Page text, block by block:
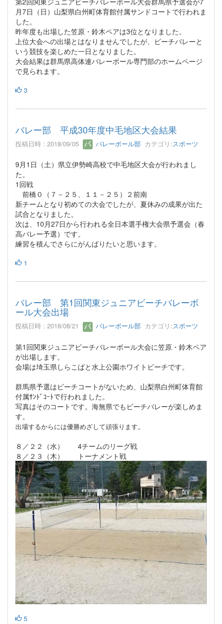
月7日（日）山梨県白州町体育館付属サンドコートで行われま
した。
昨年度も出場した笠原・鈴木ペアは3位となりました。
上位大会への出場とはなりませんでしたが、ビーチバレーと
いう競技を楽しめた一日となりました。
大会結果は群馬県高体連バレーボール専門部のホームページ
で見られます。
3
バレー部 平成30年度中毛地区大会結果
投稿日時 : 2018/09/05 バレーボール部 カテゴリ:スポーツ
9月1日（土）県立伊勢崎高校で中毛地区大会が行われまし
た。
1回戦
前橋０（７－２５、１１－２５）２前南
新チームとなり初めての大会でしたが、夏休みの成果が出た
試合となりました。
次は、10月27日から行われる全日本選手権大会県予選会（春
高バレー予選）です。
練習を積んでさらにがんばりたいと思います。
1
バレー部 第1回関東ジュニアビーチバレーボ
ール大会出場
投稿日時 : 2018/08/21 バレーボール部 カテゴリ:スポーツ
第1回関東ジュニアビーチバレーボール大会に笠原・鈴木ペア
が出場します。
会場は埼玉県しらこばと水上公園ホワイトビーチです。
群馬県予選はビーチコートがないため、山梨県白州町体育館
付属ｻﾝﾄﾞｺｰﾄで行われました。
写真はそのコートです。海無県でもビーチバレーが楽しめま
す。
出場するからには優勝めざして頑張ります。
８／２２（水） 4チームのリーグ戦
８／２３（木） トーナメント戦
5